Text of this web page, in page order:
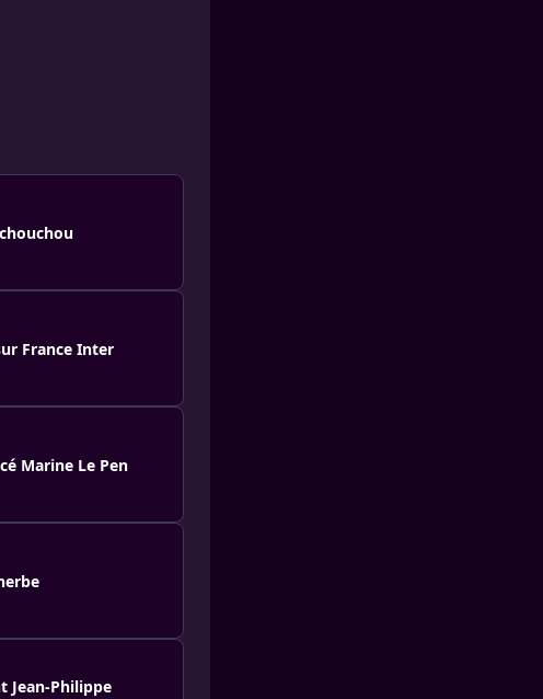
France Inter
Marine Le Pen
Jean-Philippe